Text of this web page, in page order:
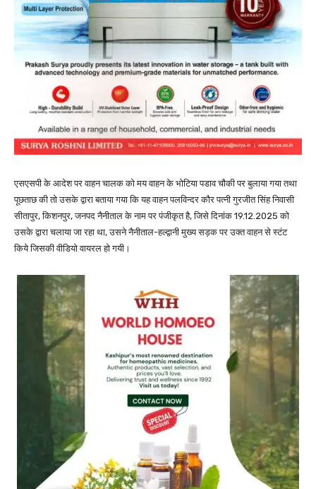
एसएसपी के आदेश पर वाहन चालक को मय वाहन के भोटिया पडाव चौकी पर बुलाया गया तथा
पूछताछ की तो उसके द्वारा बताया गया कि यह वाहन पलविन्दर कौर पत्नी गुरजीत सिंह निवासी
सीतापुर, किशनपुर, जनपद नैनीताल के नाम पर पंजीकृत है, जिसे दिनांक 19.12.2025 को
उसके द्वारा चलाया जा रहा था, उसने नैनीताल-हल्द्वानी मुख्य सड़क पर उक्त वाहन से स्टंट
किये जिसकी वीडियो वायरल हो गयी।